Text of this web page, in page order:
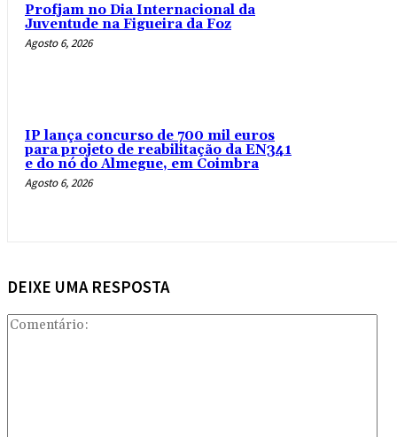
Profjam no Dia Internacional da
Juventude na Figueira da Foz
Agosto 6, 2026
IP lança concurso de 700 mil euros
para projeto de reabilitação da EN341
e do nó do Almegue, em Coimbra
Agosto 6, 2026
DEIXE UMA RESPOSTA